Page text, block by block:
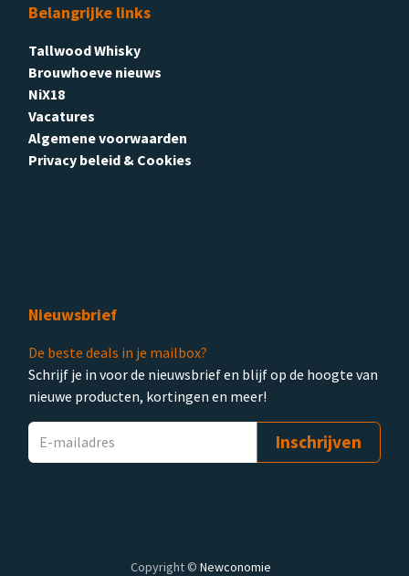
Belangrijke links
Tallwood Whisky
Brouwhoeve nieuws
NiX18
Vacatures
Algemene voorwaarden
Privacy beleid & Cookies
Nieuwsbrief
De beste deals in je mailbox?
Schrijf je in voor de nieuwsbrief en blijf op de hoogte van
nieuwe producten, kortingen en meer!
Inschrijven
Copyright © Newconomie